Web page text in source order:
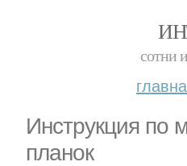
сотни
Инструкция по
планок